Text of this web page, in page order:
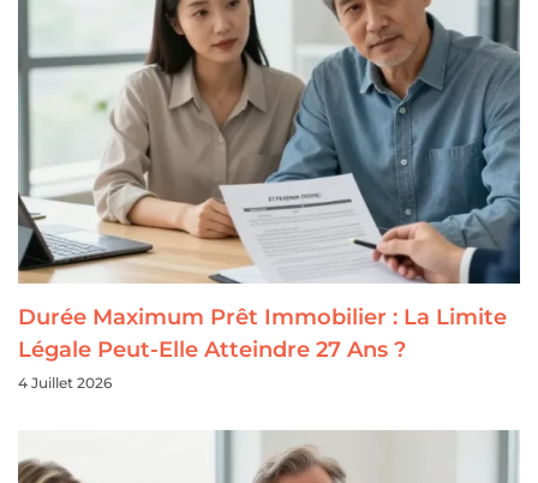
Durée Maximum Prêt Immobilier : La Limite
Légale Peut-Elle Atteindre 27 Ans ?
4 Juillet 2026